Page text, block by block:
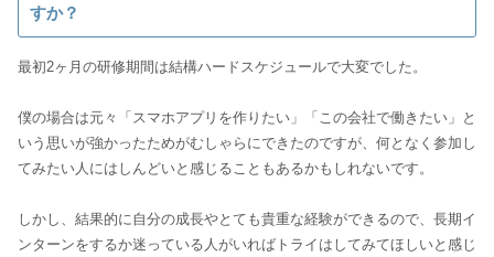
すか？
最初2ヶ月の研修期間は結構ハードスケジュールで大変でした。
僕の場合は元々「スマホアプリを作りたい」「この会社で働きたい」と
いう思いが強かったためがむしゃらにできたのですが、何となく参加し
てみたい人にはしんどいと感じることもあるかもしれないです。
しかし、結果的に自分の成長やとても貴重な経験ができるので、長期イ
ンターンをするか迷っている人がいればトライはしてみてほしいと感じ